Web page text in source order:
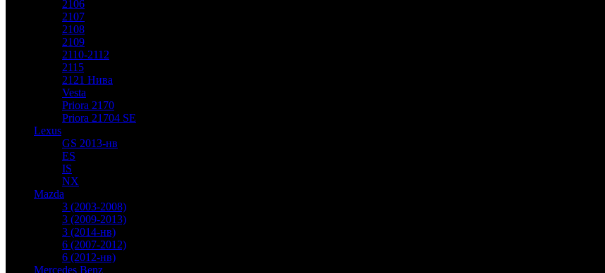
2106
2107
2108
2109
2110-2112
2115
2121 Нива
Vesta
Priora 2170
Priora 21704 SE
Lexus
GS 2013-нв
ES
IS
NX
Mazda
3 (2003-2008)
3 (2009-2013)
3 (2014-нв)
6 (2007-2012)
6 (2012-нв)
Mercedes Benz